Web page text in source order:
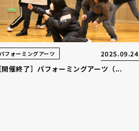
パフォーミングアーツ 2025.09.24
開催終了］パフォーミングアーツ（...